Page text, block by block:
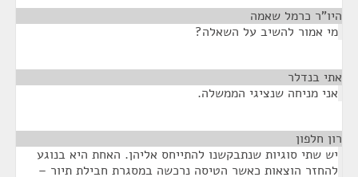
היו"ר כרמל שאמה
מי אמור להשיב על השאלה?
אתי בנדלר
אני מניחה שנציגי הממשלה.
רון חלפון
יש שתי סוגיות שנתבקשנו להתייחס אליהן. האחת היא בנוגע
להחזר הוצאות כאשר הטיסה נרכשה במסגרת חבילת תיור –